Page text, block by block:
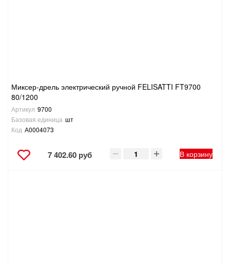
Миксер-дрель электрический ручной FELISATTI FT9700
80/1200
Артикул 9700
Базовая единица шт
Код А0004073
7 402.60 руб В корзину